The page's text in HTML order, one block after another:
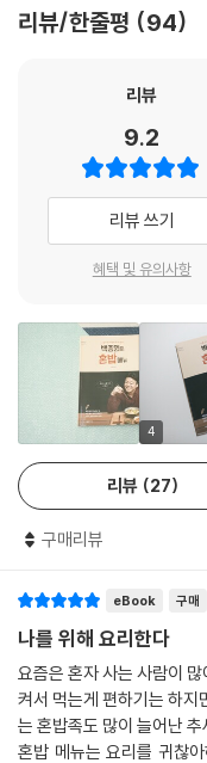
하게 요리하는 재미를 알려
쉽고 간단하게 만들어 먹
자인 라면을 활용한 메뉴
착착 붙는 국수와 우동류,
실속 있는 한 그릇 요리들
찾는 간단 먹거리인 빵을
용한 디저트, 식사 대용으로
뉴도 꾹꾹 눌러 담았다. 이
먹는 건 아니다. 국민 음식
지, 가족, 친구, 연인과 더
종원표 뚝딱 메뉴 몇 가지
기운을 풍길 수 있다.
한국식매운소스, 동남아식
그저 혼자 먹을 건데 굳이
게 더 편하다고 생각할 수도
한 만능양념’이 있으면 생
면, 집에서도 파는 음식만
있다.
리뷰/한줄평 94
리뷰
9.2
리뷰 쓰기
혜택 및 유의사항
4
리뷰 27
구매리뷰
eBook 구매
나를 위해 요리한다
요즘은 혼자 사는 사람이
켜서 먹는게 편하기는 하지
는 혼밥족도 많이 늘어난
혼밥 메뉴는 요리를 귀찮